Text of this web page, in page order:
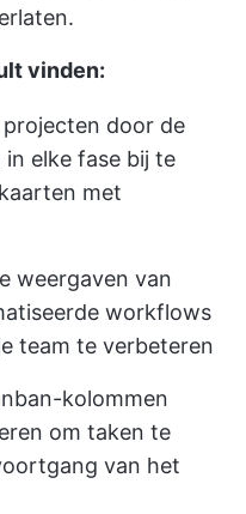
vinden:
door de
elke fase bij te
met
weergaven van
workflows
team te verbeteren
kolommen
om taken te
van het